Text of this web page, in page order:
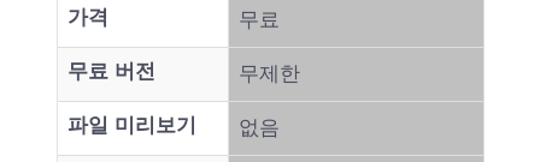
가격
무료
무료 버전
무제한
파일 미리보기
없음